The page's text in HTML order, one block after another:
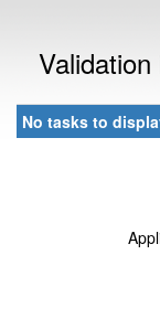
No tasks to